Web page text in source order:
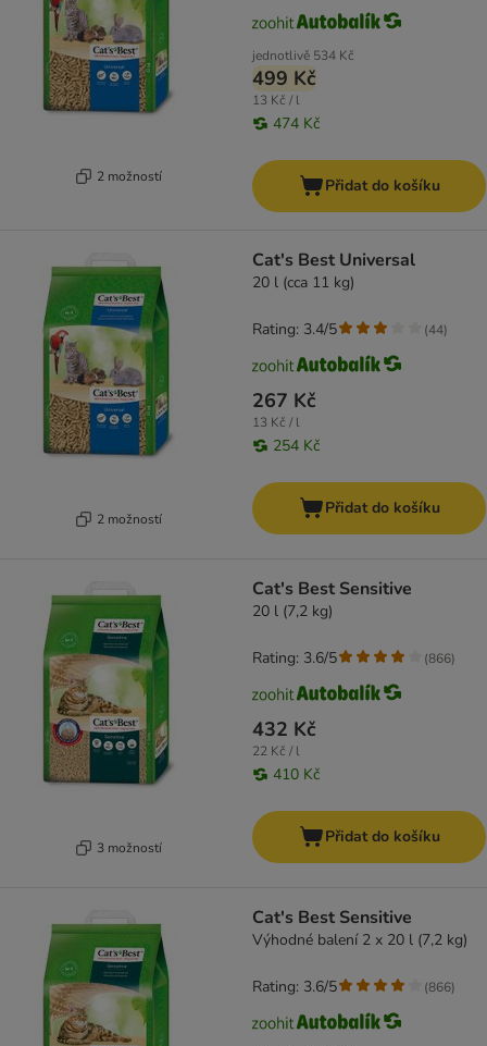
2 možností
jednotlivě 534 Kč
499 Kč
13 Kč / l
474 Kč
Přidat do košíku
2 možností
Cat's Best Universal
20 l (cca 11 kg)
267 Kč
13 Kč / l
254 Kč
Rating: 3.4/5 (44)
Přidat do košíku
3 možností
Cat's Best Sensitive
20 l (7,2 kg)
432 Kč
22 Kč / l
410 Kč
Rating: 3.6/5 (866)
Přidat do košíku
Cat's Best Sensitive
Výhodné balení 2 x 20 l (7,2 kg)
Rating: 3.6/5 (866)